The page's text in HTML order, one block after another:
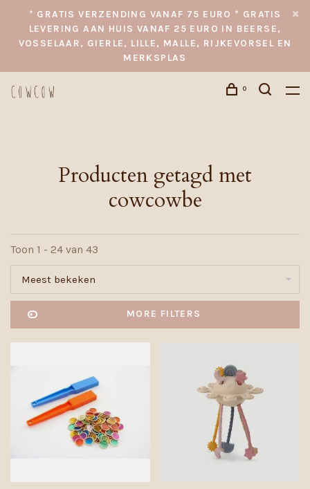
* GRATIS VERZENDING VANAF 75 EURO * GRATIS
LEVERING AAN HUIS VANAF 25 EURO IN BEERSE,
VOSSELAAR, GIERLE, LILLE, MALLE, RIJKEVORSEL EN
MERKSPLAS
0
Producten getagd met
cowcowbe
Toon 1 - 24 van 43
Meest bekeken
MORE FILTERS